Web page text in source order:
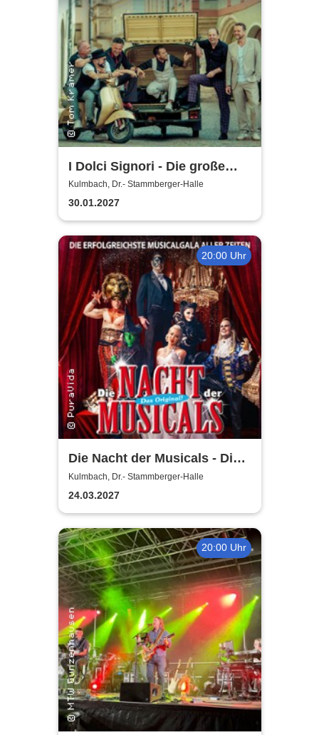
I Dolci Signori - Die große
Nacht der italienischen
Welthits
Kulmbach, Dr.- Stammberger-Halle
30.01.2027
20:00 Uhr
Die Nacht der Musicals - Die
erfolgreichste Musicalgala
aller Zeiten
Kulmbach, Dr.- Stammberger-Halle
24.03.2027
20:00 Uhr